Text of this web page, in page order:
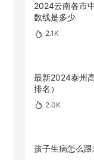
2024云南各市
数线是多少
2.1K
最新2024泰州
排名）
2.0K
孩子生病怎么